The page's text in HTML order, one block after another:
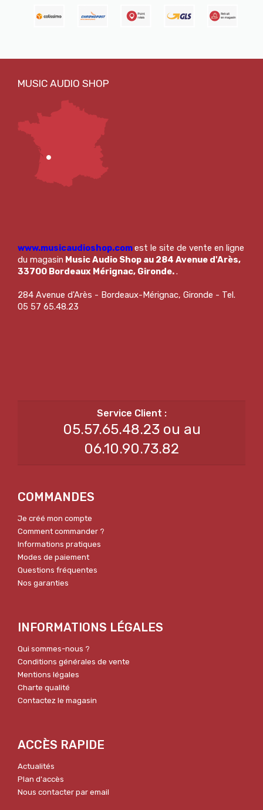
www.musicaudioshop.comest le site de vente en ligne
du magasin Music Audio Shop au 284 Avenue d'Arès,
33700 Bordeaux Mérignac, Gironde..
284 Avenue d'Arès - Bordeaux-Mérignac, Gironde - Tel.
05 57 65.48.23
05.57.65.48.23 ou au
06.10.90.73.82
COMMANDES
Je créé mon compte
Comment commander ?
Informations pratiques
Modes de paiement
Questions fréquentes
Nos garanties
INFORMATIONS LÉGALES
Qui sommes-nous ?
Conditions générales de vente
Mentions légales
Charte qualité
Contactez le magasin
ACCÈS RAPIDE
Actualités
Plan d'accès
Nous contacter par email